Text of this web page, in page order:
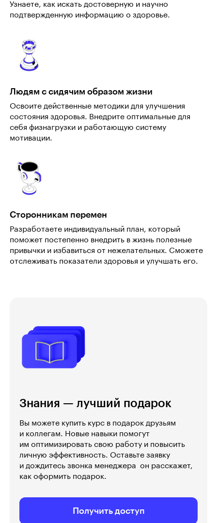
Узнаете, как искать достоверную и научно
подтвержденную информацию о здоровье.
Людям с сидячим образом жизни
Освоите действенные методики для улучшения
состояния здоровья. Внедрите оптимальные для
себя физнагрузки и работающую систему
мотивации.
Сторонникам перемен
Разработаете индивидуальный план, который
поможет постепенно внедрить в жизнь полезные
привычки и избавиться от нежелательных. Сможете
отслеживать показатели здоровья и улучшать его.
Знания — лучший подарок
Вы можете купить курс в подарок друзьям
и коллегам. Новые навыки помогут
им оптимизировать свою работу и повысить
личную эффективность. Оставьте заявку
и дождитесь звонка менеджера  он расскажет,
как оформить подарок.
Получить доступ